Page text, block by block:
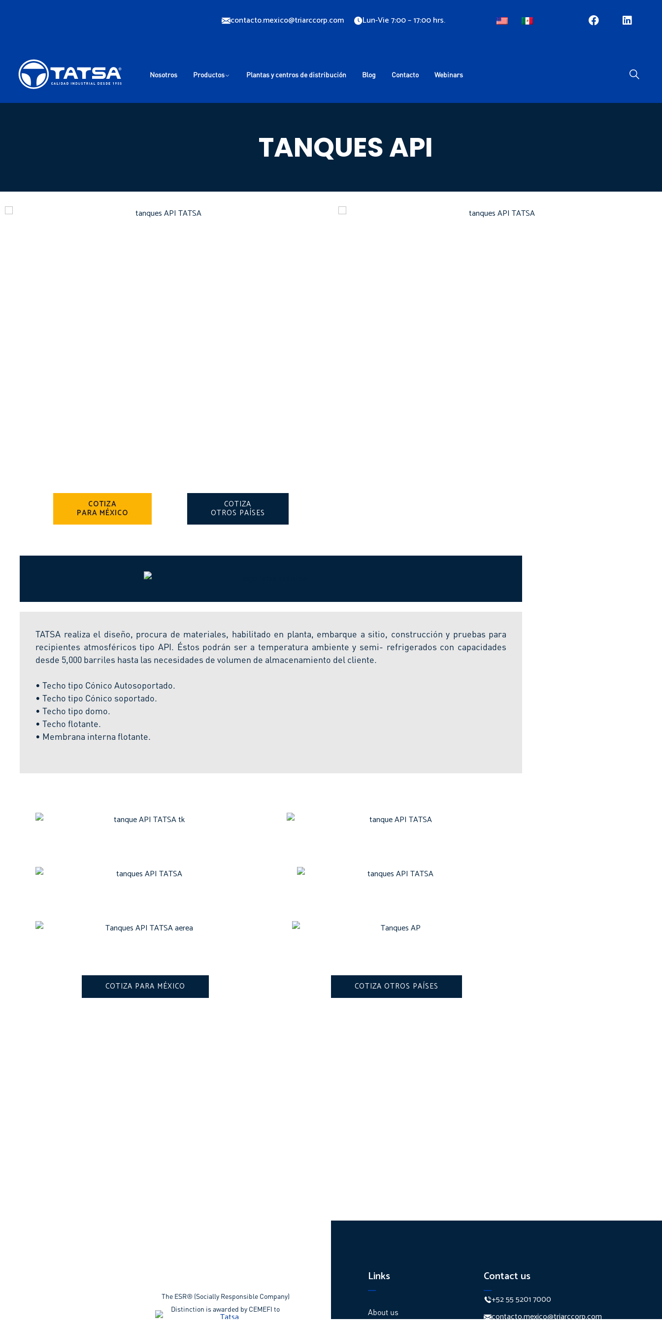
contacto.mexico@triarccorp.com Lun-Vie 7:00 – 17:00 hrs.
Nosotros Productos Plantas y centros de distribución Blog Contacto Webinars
TANQUES API
COTIZA
PARA MÉXICO
COTIZA
OTROS PAÍSES
TATSA realiza el diseño, procura de materiales, habilitado en planta, embarque a sitio, construcción y pruebas para
recipientes atmosféricos tipo API. Éstos podrán ser a temperatura ambiente y semi- refrigerados con capacidades
desde 5,000 barriles hasta las necesidades de volumen de almacenamiento del cliente.
• Techo tipo Cónico Autosoportado.
• Techo tipo Cónico soportado.
• Techo tipo domo.
• Techo flotante.
• Membrana interna flotante.
COTIZA PARA MÉXICO COTIZA OTROS PAÍSES
The ESR® (Socially Responsible Company)
Distinction is awarded by CEMEFI to
companies in Mexico that accredit Social
Links
About us
Contact us
+52 55 5201 7000
contacto.mexico@triarccorp.com